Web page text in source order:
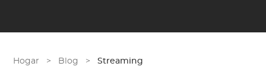
Hogar > Blog > Streaming